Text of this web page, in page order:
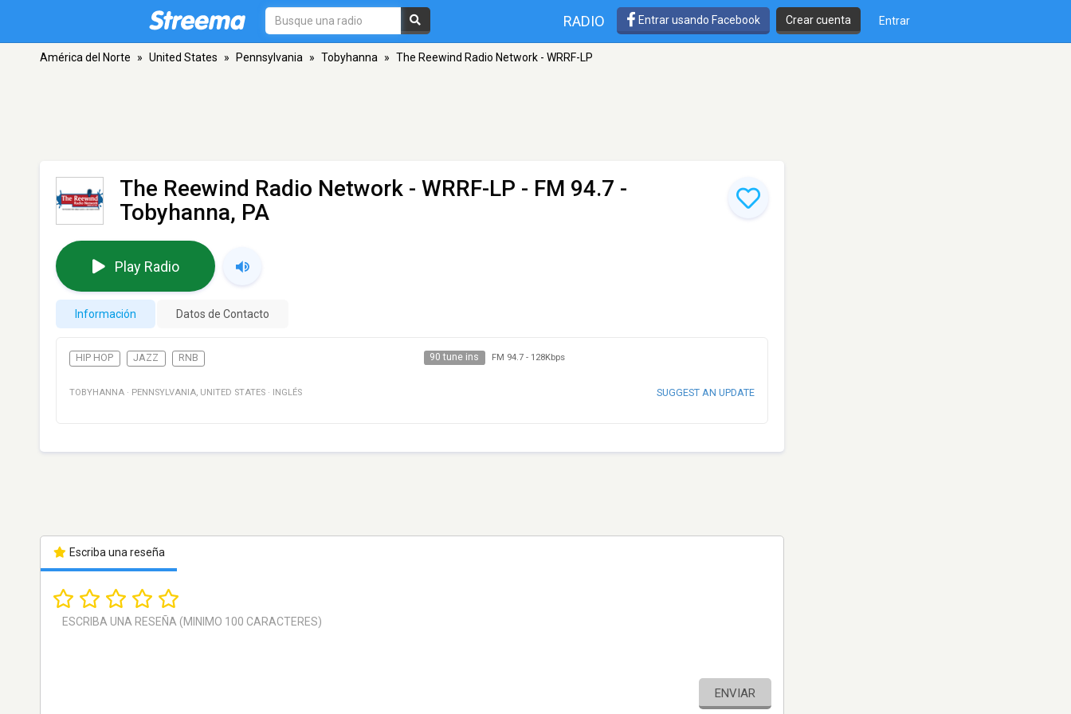
RADIO Entrar usando Facebook Crear cuenta Entrar
América del Norte » United States » Pennsylvania » Tobyhanna » The Reewind Radio Network - WRRF-LP
The Reewind Radio Network - WRRF-LP - FM 94.7 -
Tobyhanna, PA
Play Radio
Información Datos de Contacto
HIP HOP JAZZ RNB 90 tune ins FM 94.7- 128Kbps
TOBYHANNA · PENNSYLVANIA, UNITED STATES · INGLÉS SUGGEST AN UPDATE
Escriba una reseña
ENVIAR